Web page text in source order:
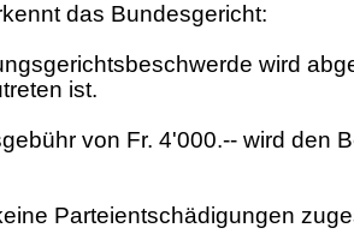
das Bundesgericht:
wird
ist.
von Fr. 4'000.-- wird den
Parteientschädigungen